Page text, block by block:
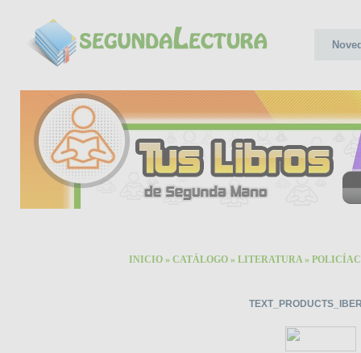
INICIO » CATÁLOGO » LITERATURA»